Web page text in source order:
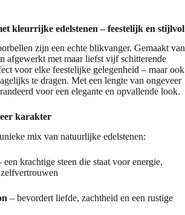
kleurrijke edelstenen – feestelijk en stijlvol
zijn een echte blikvanger. Gemaakt van
afgewerkt met maar liefst vijf schitterende
voor elke feestelijke gelegenheid – maar ook
te dragen. Met een lengte van ongeveer
voor een elegante en opvallende look.
karakter
mix van natuurlijke edelstenen:
een krachtige steen die staat voor energie,
– bevordert liefde, zachtheid en een rustige